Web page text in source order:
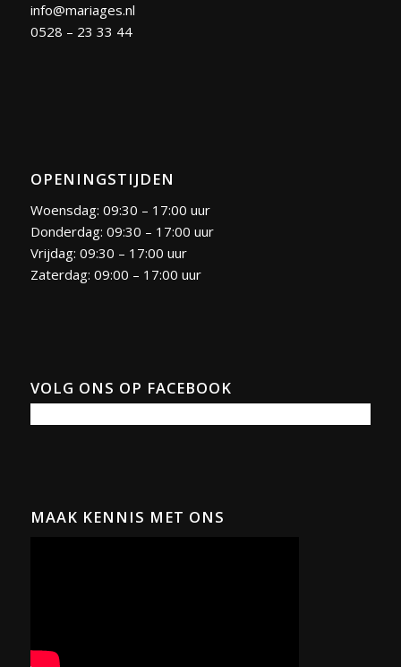
info@mariages.nl
0528 – 23 33 44
OPENINGSTIJDEN
Woensdag: 09:30 – 17:00 uur
Donderdag: 09:30 – 17:00 uur
Vrijdag: 09:30 – 17:00 uur
Zaterdag: 09:00 – 17:00 uur
VOLG ONS OP FACEBOOK
MAAK KENNIS MET ONS